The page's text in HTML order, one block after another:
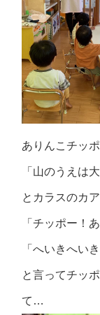
ありんこチッ
「山のうえは
とカラスのカ
「チッポー！
「へいきへいき
と言ってチッ
て…